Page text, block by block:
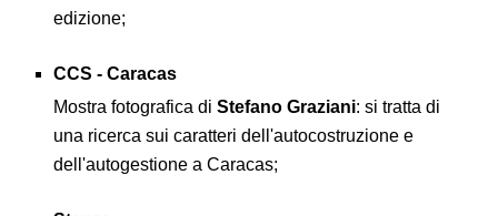
edizione;
CCS - Caracas
Mostra fotografica di Stefano Graziani: si tratta di
una ricerca sui caratteri dell'autocostruzione e
dell'autogestione a Caracas;